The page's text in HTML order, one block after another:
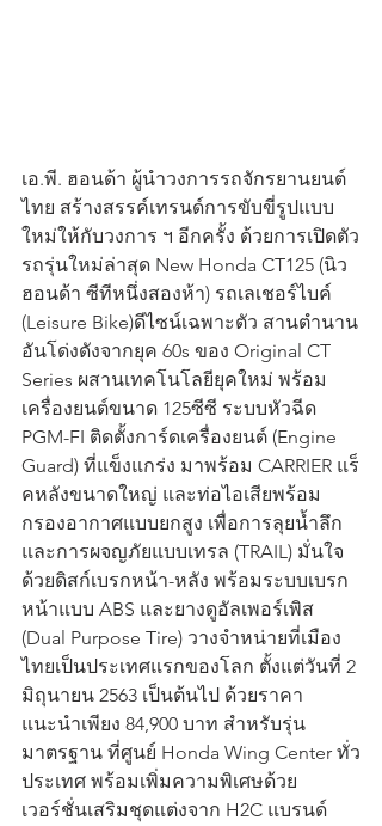
เอ.พี. ฮอนด้า ผู้นำวงการรถจักรยานยนต์
ไทย สร้างสรรค์เทรนด์การขับขี่รูปแบบ
ใหม่ให้กับวงการ ฯ อีกครั้ง ด้วยการเปิดตัว
รถรุ่นใหม่ล่าสุด New Honda CT125 (นิว
ฮอนด้า ซีทีหนึ่งสองห้า) รถเลเชอร์ไบค์
(Leisure Bike)ดีไซน์เฉพาะตัว สานตำนาน
อันโด่งดังจากยุค 60s ของ Original CT
Series ผสานเทคโนโลยียุคใหม่ พร้อม
เครื่องยนต์ขนาด 125ซีซี ระบบหัวฉีด
PGM-FI ติดตั้งการ์ดเครื่องยนต์ (Engine
Guard) ที่แข็งแกร่ง มาพร้อม CARRIER แร็
คหลังขนาดใหญ่ และท่อไอเสียพร้อม
กรองอากาศแบบยกสูง เพื่อการลุยน้ำลึก
และการผจญภัยแบบเทรล (TRAIL) มั่นใจ
ด้วยดิสก์เบรกหน้า-หลัง พร้อมระบบเบรก
หน้าแบบ ABS และยางดูอัลเพอร์เพิส
(Dual Purpose Tire) วางจำหน่ายที่เมือง
ไทยเป็นประเทศแรกของโลก ตั้งแต่วันที่ 2
มิถุนายน 2563 เป็นต้นไป ด้วยราคา
แนะนำเพียง 84,900 บาท สำหรับรุ่น
มาตรฐาน ที่ศูนย์ Honda Wing Center ทั่ว
ประเทศ พร้อมเพิ่มความพิเศษด้วย
เวอร์ชั่นเสริมชุดแต่งจาก H2C แบรนด์